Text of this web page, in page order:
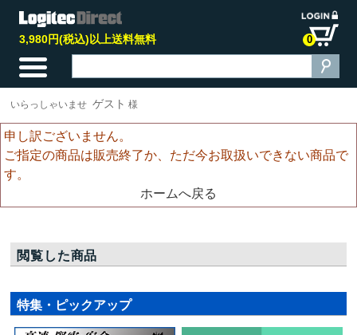
3,980円(税込)以上送料無料 0
いらっしゃいませ ゲスト 様
申し訳ございません。
ご指定の商品は販売終了か、ただ今お取扱いできない商品で
す。
ホームへ戻る
閲覧した商品
特集・ピックアップ